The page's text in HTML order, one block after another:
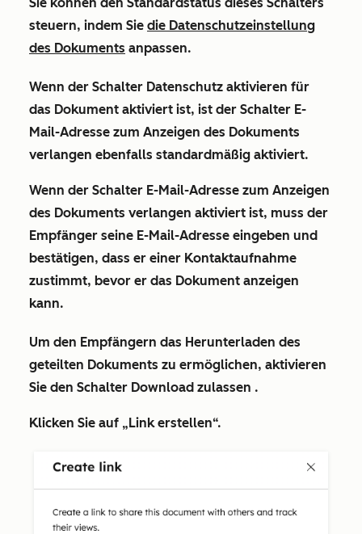
steuern, indem Sie die Datenschutzeinstellung
des Dokuments anpassen.
Wenn der Schalter Datenschutz aktivieren für
das Dokument aktiviert ist, ist der Schalter E-
Mail-Adresse zum Anzeigen des Dokuments
verlangen ebenfalls standardmäßig aktiviert.
Wenn der Schalter E-Mail-Adresse zum Anzeigen
des Dokuments verlangen aktiviert ist, muss der
Empfänger seine E-Mail-Adresse eingeben und
bestätigen, dass er einer Kontaktaufnahme
zustimmt, bevor er das Dokument anzeigen
kann.
Um den Empfängern das Herunterladen des
geteilten Dokuments zu ermöglichen, aktivieren
Sie den Schalter Download zulassen .
Klicken Sie auf „Link erstellen“.